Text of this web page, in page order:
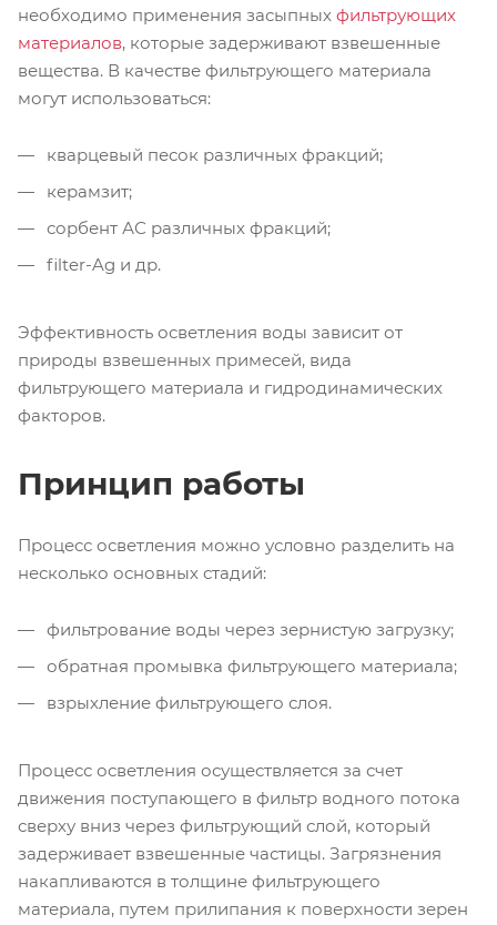
необходимо применения засыпных фильтрующих
материалов, которые задерживают взвешенные
вещества. В качестве фильтрующего материала
могут использоваться:
кварцевый песок различных фракций;
керамзит;
сорбент АС различных фракций;
filter-Ag и др.
Эффективность осветления воды зависит от
природы взвешенных примесей, вида
фильтрующего материала и гидродинамических
факторов.
Принцип работы
Процесс осветления можно условно разделить на
несколько основных стадий:
фильтрование воды через зернистую загрузку;
обратная промывка фильтрующего материала;
взрыхление фильтрующего слоя.
Процесс осветления осуществляется за счет
движения поступающего в фильтр водного потока
сверху вниз через фильтрующий слой, который
задерживает взвешенные частицы. Загрязнения
накапливаются в толщине фильтрующего
материала, путем прилипания к поверхности зерен